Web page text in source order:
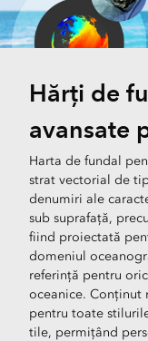
Hărți de
avansate
Harta de fundal
strat vectorial de
denumiri ale
sub suprafață,
fiind proiectată
domeniul
referință pentru
oceanice. Conținut
pentru toate
tile, permițând